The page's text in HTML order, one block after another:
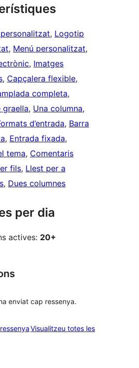
, Logotip
, Menú personalitzat
, Imatges
, Capçalera flexible
completa
graella, Una columna
d’entrada, Barra
, Entrada fixada
tema, Comentaris
fils, Llest per a
, Dues columnes
per dia
actives: 20+
enviat cap ressenya.
Visualitzeu totes lesressenyes